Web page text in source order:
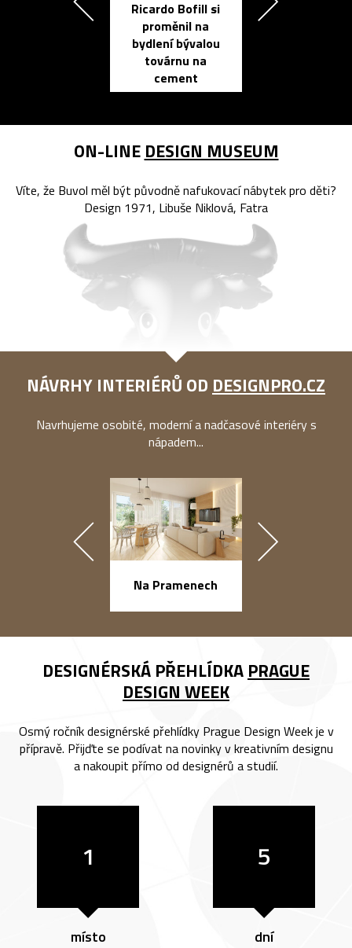
Ricardo Bofill si
proměnil na
bydlení bývalou
továrnu na
cement
ON-LINE DESIGN MUSEUM
Víte, že Buvol měl být původně nafukovací nábytek pro děti?
Design 1971, Libuše Niklová, Fatra
NÁVRHY INTERIÉRŮ OD DESIGNPRO.CZ
Navrhujeme osobité, moderní a nadčasové interiéry s
nápadem...
Na Pramenech
DESIGNÉRSKÁ PŘEHLÍDKA PRAGUE
DESIGN WEEK
Osmý ročník designérské přehlídky Prague Design Week je v
přípravě. Přijďte se podívat na novinky v kreativním designu
a nakoupit přímo od designérů a studií.
1
místo
5
dní